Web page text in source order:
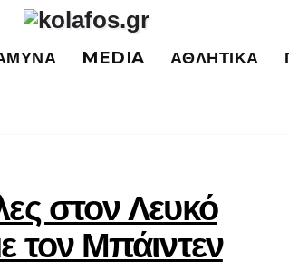
MEDIA ΑΘΛΗΤΙΚΆ
στον Λευκό
τον Μπάιντεν